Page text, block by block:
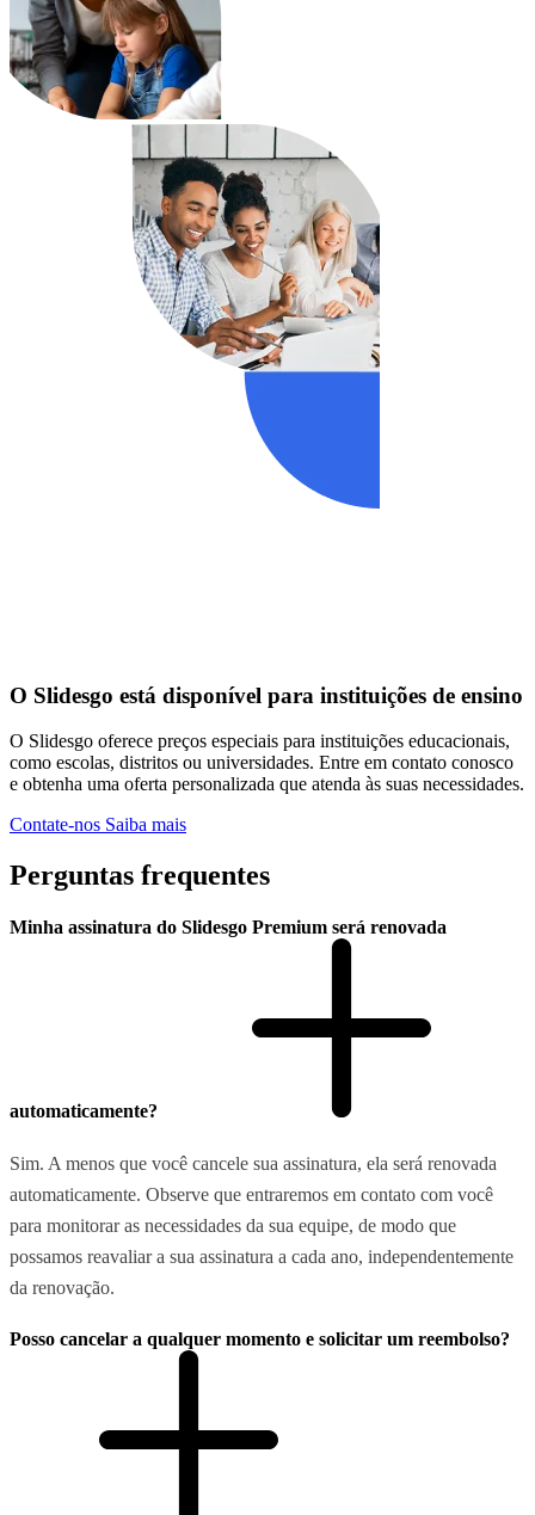
O Slidesgo está disponível para instituições de ensino
O Slidesgo oferece preços especiais para instituições educacionais,
como escolas, distritos ou universidades. Entre em contato conosco
e obtenha uma oferta personalizada que atenda às suas necessidades.
Contate-nos Saiba mais
Perguntas frequentes
Minha assinatura do Slidesgo Premium será renovada
automaticamente?
Sim. A menos que você cancele sua assinatura, ela será renovada
automaticamente. Observe que entraremos em contato com você
para monitorar as necessidades da sua equipe, de modo que
possamos reavaliar a sua assinatura a cada ano, independentemente
da renovação.
Posso cancelar a qualquer momento e solicitar um reembolso?